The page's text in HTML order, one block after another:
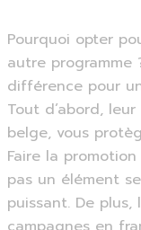
Pourquoi opter
autre programme
différence pour
Tout d’abord,
belge, vous
Faire la
pas un élément
puissant. De